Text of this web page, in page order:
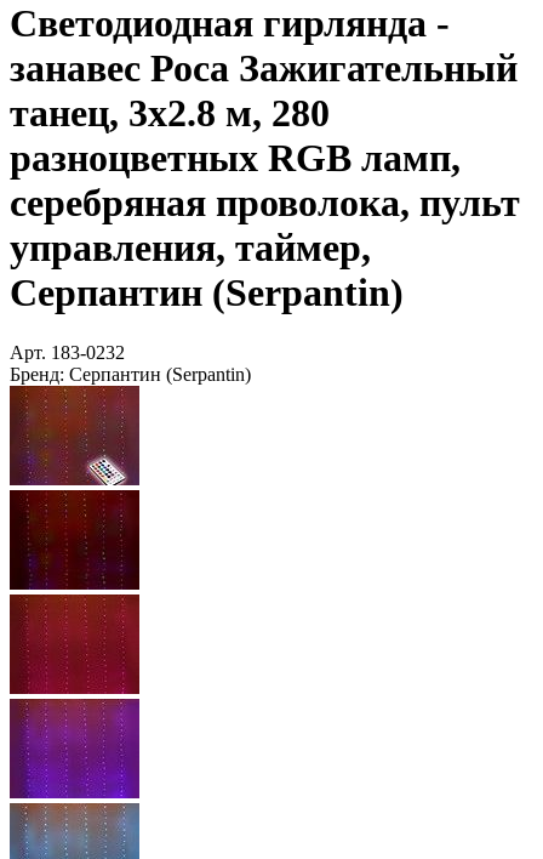
Светодиодная гирлянда -
занавес Роса Зажигательный
танец, 3х2.8 м, 280
разноцветных RGB ламп,
серебряная проволока, пульт
управления, таймер,
Серпантин (Serpantin)
Арт. 183-0232
Бренд: Серпантин (Serpantin)